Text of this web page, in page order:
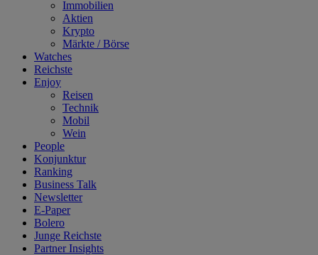
Immobilien
Aktien
Krypto
Märkte / Börse
Watches
Reichste
Enjoy
Reisen
Technik
Mobil
Wein
People
Konjunktur
Ranking
Business Talk
Newsletter
E-Paper
Bolero
Junge Reichste
Partner Insights